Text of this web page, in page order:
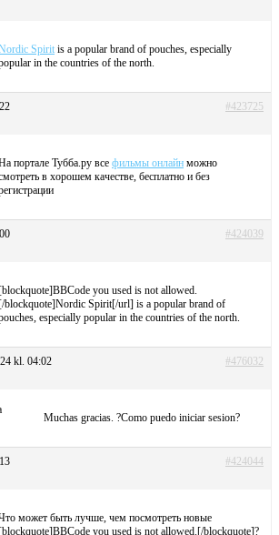
Spirit is a popular brand of pouches, especially
in the countries of the north.
#423725
портале Тубба.ру все фильмы онлайн можно
в хорошем качестве, бесплатно и без
#424039
you used is not allowed.
blockquote]Nordic Spirit[/url] is a popular brand of
especially popular in the countries of the north.
kl. 04:02 #476032
Muchas gracias. ?Como puedo iniciar sesion?
#424044
может быть лучше, чем посмотреть новые
you used is not allowed.[/blockquote]?